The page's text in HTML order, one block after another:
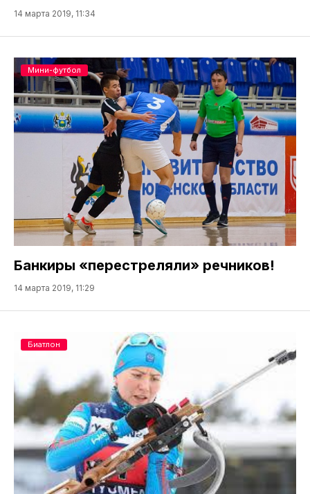
14 марта 2019, 11:34
Банкиры «перестреляли» речников!
14 марта 2019, 11:29
Мини-футбол
Биатлон